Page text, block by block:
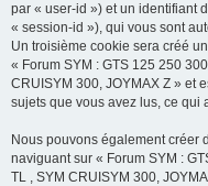
par « user-id ») et un identifiant
« session-id »), qui vous sont
Un troisième cookie sera créé
« Forum SYM : GTS 125 250
CRUISYM 300, JOYMAX Z » et
sujets que vous avez lus, ce qui
Nous pouvons également créer
naviguant sur « Forum SYM :
TL , SYM CRUISYM 300,